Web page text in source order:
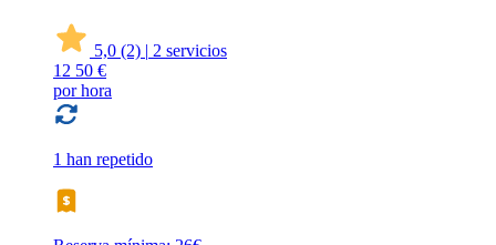
5,0 (2) | 2 servicios
12 50 €
por hora
1 han repetido